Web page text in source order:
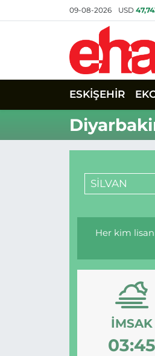
09-08-2026 USD
ESKİŞEHİR
SİLVAN
Her kim
İMSAK
03:45